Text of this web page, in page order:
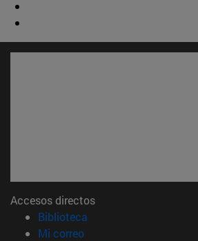
Accesos directos
Biblioteca
Mi correo(abre en nueva ventana)